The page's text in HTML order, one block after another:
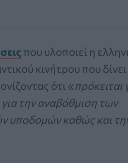
που υλοποιεί η
κινήτρου που δίνει
ότι «πρόκειται
την αναβάθμιση των
υποδομών καθώς και